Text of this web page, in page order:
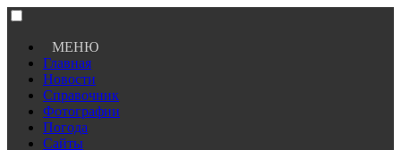
МЕНЮ
Главная
Новости
Справочник
Фотографии
Погода
Сайты